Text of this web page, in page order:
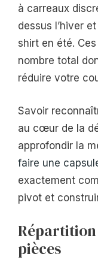
à carreaux
dessus l’hiver
shirt en été.
nombre total
réduire votre
Savoir
au cœur de la
approfondir la
faire une
exactement
pivot et
Répartition
pièces